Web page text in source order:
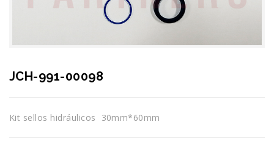
JCH-991-00098
Kit sellos hidráulicos 30mm*60mm